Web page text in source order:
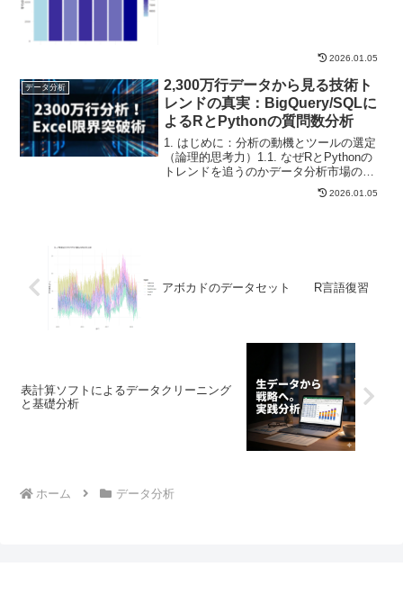
2026.01.05
データ分析
2,300万行データから見る技術ト
レンドの真実：BigQuery/SQLに
よるRとPythonの質問数分析
1. はじめに：分析の動機とツールの選定
（論理的思考力）1.1. なぜRとPythonの
トレンドを追うのかデータ分析市場の二
大巨頭であるRとPythonの勢いを定量的
に把握し、将来的な技術投資の意思決定
2026.01.05
アボカドのデータセット R言語復習
表計算ソフトによるデータクリーニング
と基礎分析
ホーム データ分析